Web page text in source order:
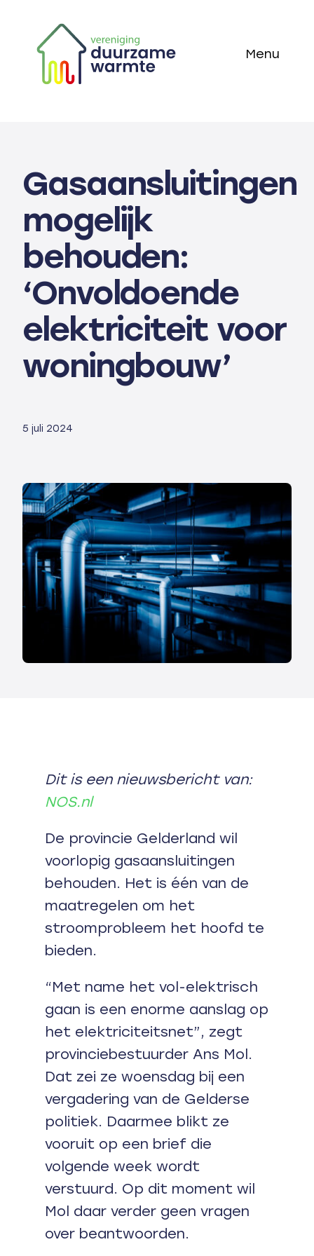
content
Menu
Technieken
Actueel
Over ons
Gasaansluitingen
mogelijk
behouden:
‘Onvoldoende
elektriciteit voor
woningbouw’
5 juli 2024
Dit is een nieuwsbericht van:
NOS.nl
De provincie Gelderland wil
voorlopig gasaansluitingen
behouden. Het is één van de
maatregelen om het
stroomprobleem het hoofd te
bieden.
“Met name het vol-elektrisch
gaan is een enorme aanslag op
het elektriciteitsnet”, zegt
provinciebestuurder Ans Mol.
Dat zei ze woensdag bij een
vergadering van de Gelderse
politiek. Daarmee blikt ze
vooruit op een brief die
volgende week wordt
verstuurd. Op dit moment wil
Mol daar verder geen vragen
over beantwoorden.